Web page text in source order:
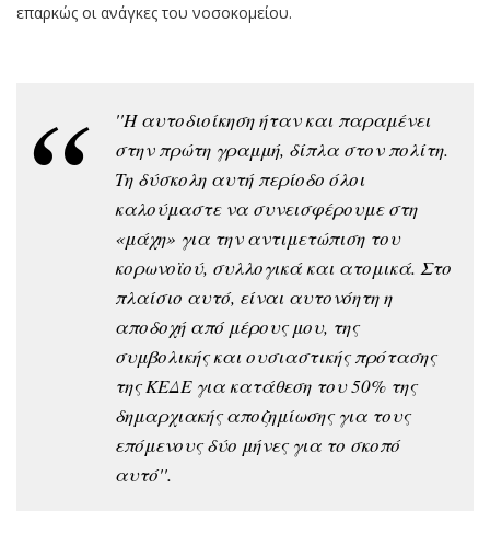
επαρκώς οι ανάγκες του νοσοκομείου.
''Η αυτοδιοίκηση ήταν και παραμένει
στην πρώτη γραμμή, δίπλα στον πολίτη.
Τη δύσκολη αυτή περίοδο όλοι
καλούμαστε να συνεισφέρουμε στη
«μάχη» για την αντιμετώπιση του
κορωνοϊού, συλλογικά και ατομικά. Στο
πλαίσιο αυτό, είναι αυτονόητη η
αποδοχή από μέρους μου, της
συμβολικής και ουσιαστικής πρότασης
της ΚΕΔΕ για κατάθεση του 50% της
δημαρχιακής αποζημίωσης για τους
επόμενους δύο μήνες για το σκοπό
αυτό''.